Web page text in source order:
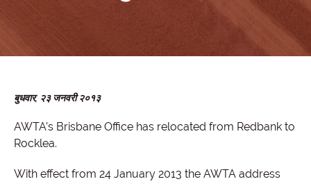
बुधवार, २३ जनवरी २०१३
AWTA’s Brisbane Office has relocated from Redbank to
Rocklea.
With effect from 24 January 2013 the AWTA address